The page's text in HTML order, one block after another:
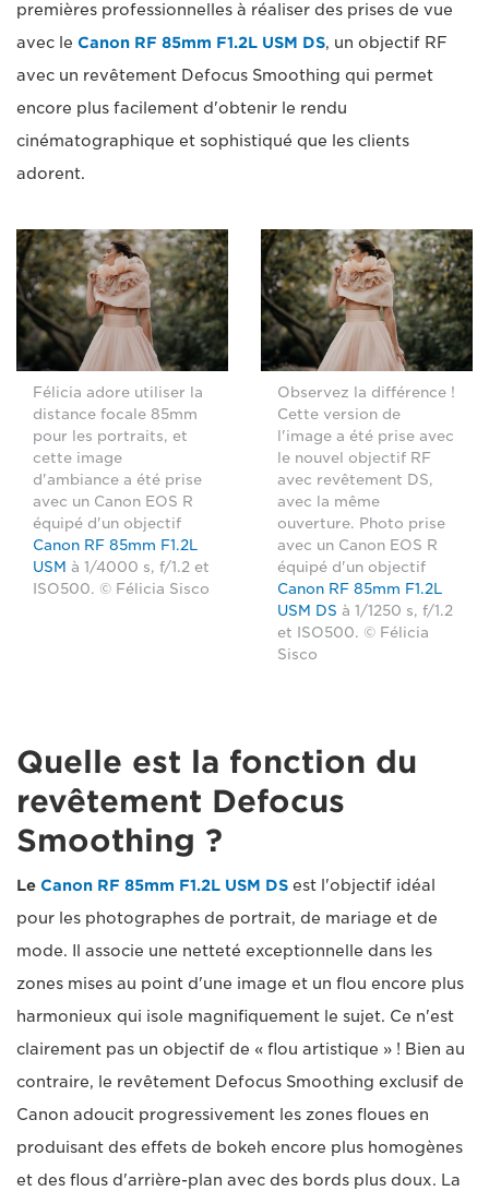
premières professionnelles à réaliser des prises de vue
avec le Canon RF 85mm F1.2L USM DS, un objectif RF
avec un revêtement Defocus Smoothing qui permet
encore plus facilement d'obtenir le rendu
cinématographique et sophistiqué que les clients
adorent.
Félicia adore utiliser la
distance focale 85mm
pour les portraits, et
cette image
d'ambiance a été prise
avec un Canon EOS R
équipé d'un objectif
Canon RF 85mm F1.2L
USM à 1/4000 s, f/1.2 et
ISO500. © Félicia Sisco
Observez la différence !
Cette version de
l'image a été prise avec
le nouvel objectif RF
avec revêtement DS,
avec la même
ouverture. Photo prise
avec un Canon EOS R
équipé d'un objectif
Canon RF 85mm F1.2L
USM DS à 1/1250 s, f/1.2
et ISO500. © Félicia
Sisco
Quelle est la fonction du
revêtement Defocus
Smoothing ?
Le Canon RF 85mm F1.2L USM DS est l'objectif idéal
pour les photographes de portrait, de mariage et de
mode. Il associe une netteté exceptionnelle dans les
zones mises au point d'une image et un flou encore plus
harmonieux qui isole magnifiquement le sujet. Ce n'est
clairement pas un objectif de « flou artistique » ! Bien au
contraire, le revêtement Defocus Smoothing exclusif de
Canon adoucit progressivement les zones floues en
produisant des effets de bokeh encore plus homogènes
et des flous d'arrière-plan avec des bords plus doux. La